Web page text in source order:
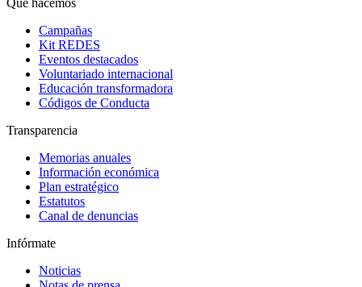
Qué hacemos
Campañas
Kit REDES
Eventos destacados
Voluntariado internacional
Educación transformadora
Códigos de Conducta
Transparencia
Memorias anuales
Información económica
Plan estratégico
Estatutos
Canal de denuncias
Infórmate
Noticias